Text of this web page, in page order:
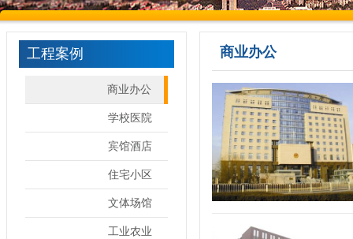
工程案例
商业办公
学校医院
宾馆酒店
住宅小区
文体场馆
工业农业
商业办公